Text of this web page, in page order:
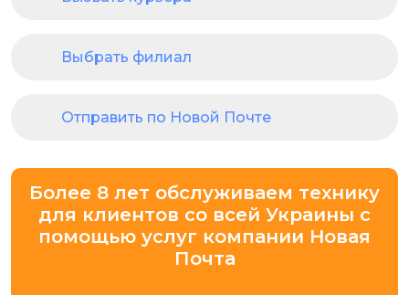
Выбрать филиал
Отправить по Новой Почте
Более 8 лет обслуживаем технику
для клиентов со всей Украины с
помощью услуг компании Новая
Почта